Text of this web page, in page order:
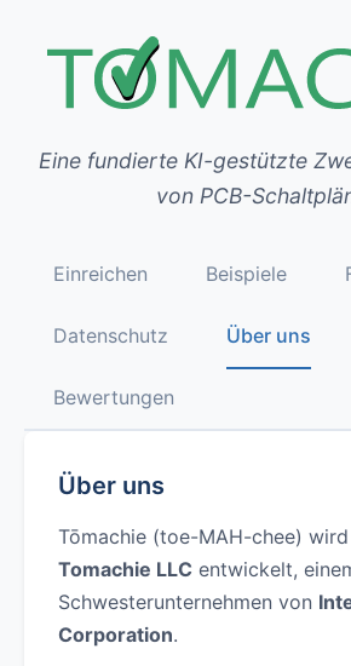
Eine fundierte KI-gestützte
von PCB-
Einreichen Beispiele
Datenschutz Über uns
Bewertungen
Über uns
Tōmachie (toe-MAH-chee)
Tomachie LLC entwickelt,
Schwesterunternehmen von
Corporation.